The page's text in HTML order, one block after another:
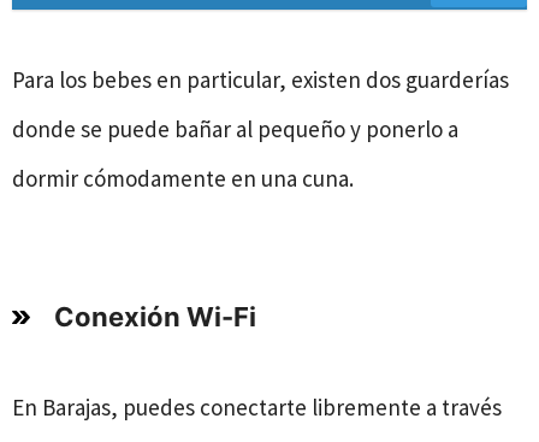
Para los bebes en particular, existen dos guarderías
donde se puede bañar al pequeño y ponerlo a
dormir cómodamente en una cuna.
Conexión Wi-Fi
En Barajas, puedes conectarte libremente a través